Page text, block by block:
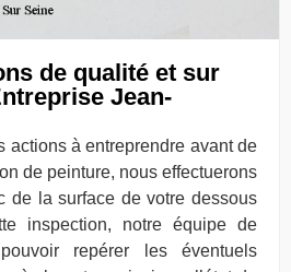
de qualité et sur
Jean-
actions à entreprendre avant de
de peinture, nous effectuerons
de la surface de votre dessous
inspection, notre équipe de
repérer les éventuels